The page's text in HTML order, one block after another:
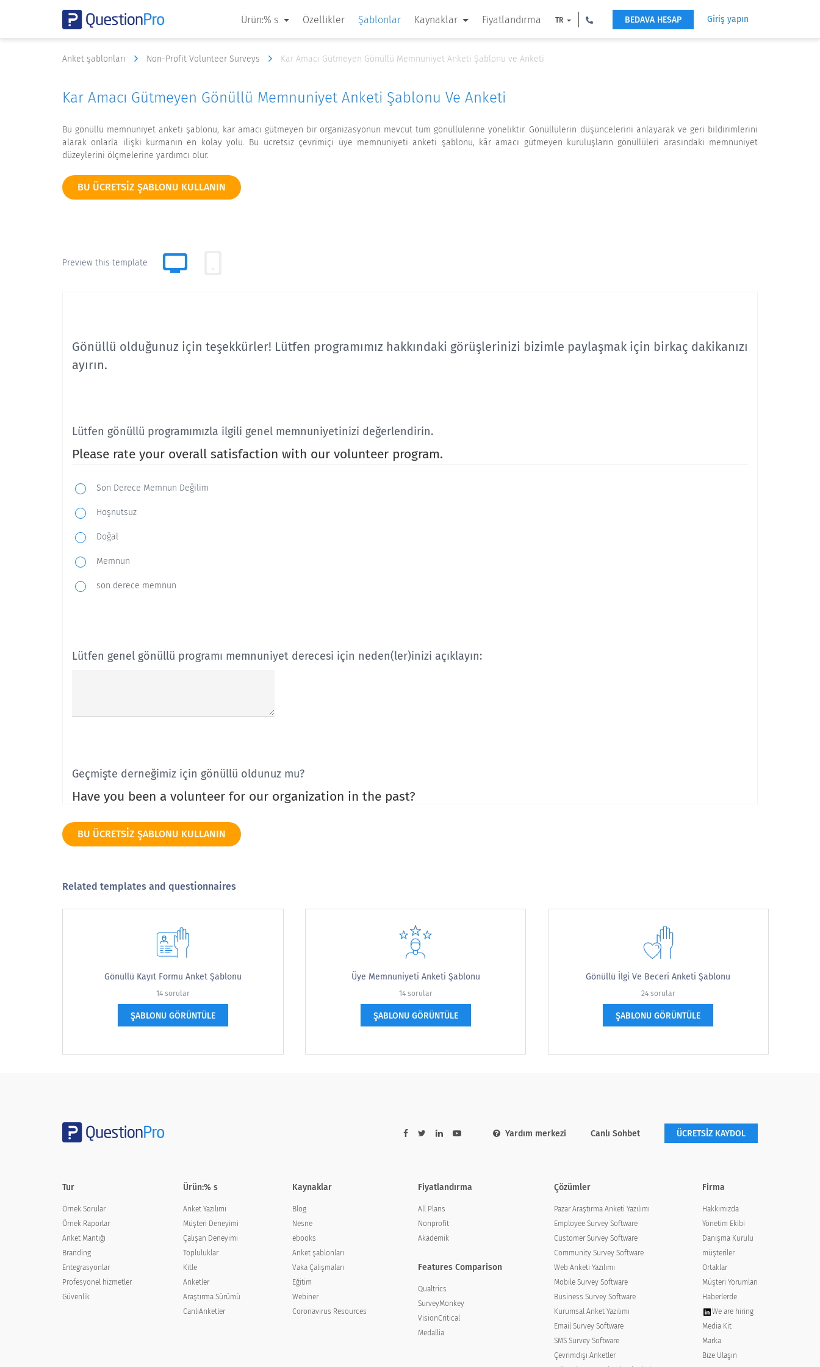
Ürün:% s Özellikler Şablonlar Kaynaklar Fiyatlandırma TR BEDAVA HESAP Giriş yapın
Anket şablonları Non-Profit Volunteer Surveys Kar Amacı Gütmeyen Gönüllü Memnuniyet Anketi Şablonu ve Anketi
Kar Amacı Gütmeyen Gönüllü Memnuniyet Anketi Şablonu Ve Anketi
Bu gönüllü memnuniyet anketi şablonu, kar amacı gütmeyen bir organizasyonun mevcut tüm gönüllülerine yöneliktir. Gönüllülerin düşüncelerini anlayarak ve geri bildirimlerini
alarak onlarla ilişki kurmanın en kolay yolu. Bu ücretsiz çevrimiçi üye memnuniyeti anketi şablonu, kâr amacı gütmeyen kuruluşların gönüllüleri arasındaki memnuniyet
düzeylerini ölçmelerine yardımcı olur.
BU ÜCRETSIZ ŞABLONU KULLANIN
Preview this template
Gönüllü olduğunuz için teşekkürler! Lütfen programımız hakkındaki görüşlerinizi bizimle paylaşmak için birkaç dakikanızı
ayırın.
Lütfen gönüllü programımızla ilgili genel memnuniyetinizi değerlendirin.
Please rate your overall satisfaction with our volunteer program.
Son Derece Memnun Değilim
Hoşnutsuz
Doğal
Memnun
son derece memnun
Lütfen genel gönüllü programı memnuniyet derecesi için neden(ler)inizi açıklayın:
Geçmişte derneğimiz için gönüllü oldunuz mu?
Have you been a volunteer for our organization in the past?
Evet
Gelecekte kuruluşumuzla tekrar gönüllü olmayı düşünüyor musunuz?
Do you anticipate volunteering again with our organization in the future?
Evet
Numara
Veritabanımızı kullanarak şahsen mi?
Bir personelin yardımıyla telefonda mı?
Programı bir arkadaşınıza tavsiye eder misiniz?
Would you recommend the program to a friend?
BU ÜCRETSIZ ŞABLONU KULLANIN
Related templates and questionnaires
Gönüllü Kayıt Formu Anket Şablonu
14 sorular
ŞABLONU GÖRÜNTÜLE
Üye Memnuniyeti Anketi Şablonu
14 sorular
ŞABLONU GÖRÜNTÜLE
Gönüllü İlgi Ve Beceri Anketi Şablonu
24 sorular
ŞABLONU GÖRÜNTÜLE
Yardım merkezi Canlı Sohbet ÜCRETSİZ KAYDOL
Tur
Örnek Sorular
Örnek Raporlar
Anket Mantığı
Branding
Entegrasyonlar
Profesyonel hizmetler
Güvenlik
Ürün:% s
Anket Yazılımı
Müşteri Deneyimi
Çalışan Deneyimi
Topluluklar
Kitle
Anketler
Araştırma Sürümü
CanlıAnketler
Kaynaklar
Blog
Nesne
ebooks
Anket şablonları
Vaka Çalışmaları
Eğitim
Webiner
Coronavirus Resources
Fiyatlandırma
All Plans
Nonprofit
Akademik
Features Comparison
Qualtrics
SurveyMonkey
VisionCritical
Medallia
Çözümler
Pazar Araştırma Anketi Yazılımı
Employee Survey Software
Customer Survey Software
Community Survey Software
Web Anketi Yazılımı
Mobile Survey Software
Business Survey Software
Kurumsal Anket Yazılımı
Email Survey Software
SMS Survey Software
Çevrimdışı Anketler
Firma
Hakkımızda
Yönetim Ekibi
Danışma Kurulu
müşteriler
Ortaklar
Müşteri Yorumları
Haberlerde
We are hiring
Media Kit
Marka
Bize Ulaşın